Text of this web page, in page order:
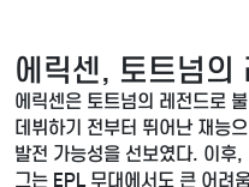
에릭센, 토트넘의
에릭센은 토트넘의 레전드로
데뷔하기 전부터 뛰어난 재능
발전 가능성을 선보였다. 이
그는 EPL 무대에서도 큰 어려